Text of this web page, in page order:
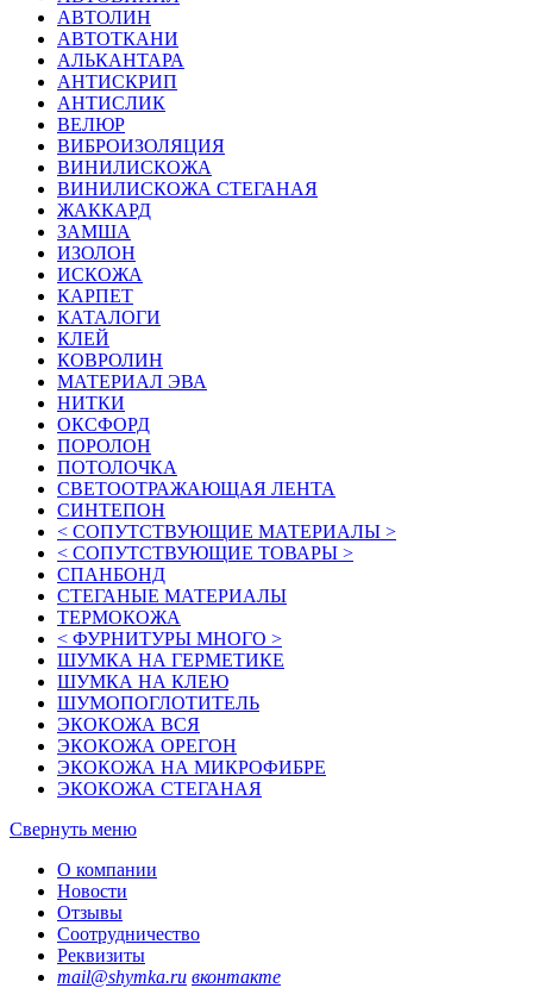
АВТОЛИН
АВТОТКАНИ
АЛЬКАНТАРА
АНТИСКРИП
АНТИСЛИК
ВЕЛЮР
ВИБРОИЗОЛЯЦИЯ
ВИНИЛИСКОЖА
ВИНИЛИСКОЖА СТЕГАНАЯ
ЖАККАРД
ЗАМША
ИЗОЛОН
ИСКОЖА
КАРПЕТ
КАТАЛОГИ
КЛЕЙ
КОВРОЛИН
МАТЕРИАЛ ЭВА
НИТКИ
ОКСФОРД
ПОРОЛОН
ПОТОЛОЧКА
СВЕТООТРАЖАЮЩАЯ ЛЕНТА
СИНТЕПОН
< СОПУТСТВУЮЩИЕ МАТЕРИАЛЫ >
< СОПУТСТВУЮЩИЕ ТОВАРЫ >
СПАНБОНД
СТЕГАНЫЕ МАТЕРИАЛЫ
ТЕРМОКОЖА
< ФУРНИТУРЫ МНОГО >
ШУМКА НА ГЕРМЕТИКЕ
ШУМКА НА КЛЕЮ
ШУМОПОГЛОТИТЕЛЬ
ЭКОКОЖА ВСЯ
ЭКОКОЖА ОРЕГОН
ЭКОКОЖА НА МИКРОФИБРЕ
ЭКОКОЖА СТЕГАНАЯ
Свернуть меню
О компании
Новости
Отзывы
Соотрудничество
Реквизиты
mail@shymka.ru вконтакте